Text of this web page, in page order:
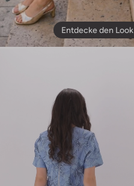
Entdecke den Look